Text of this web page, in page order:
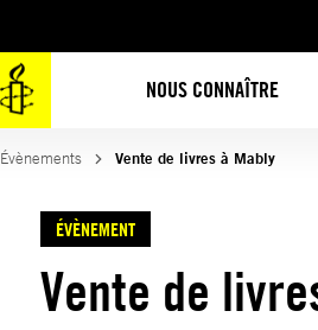
NOUS CONNAÎTRE
Évènements Vente de livres à Mably
ÉVÈNEMENT
Vente de